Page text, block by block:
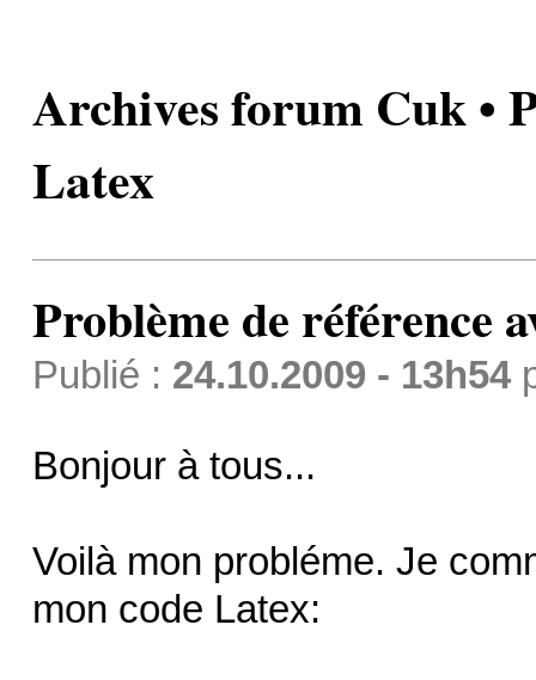
Archives forum Cuk •
Latex
Problème de référence
Publié : 24.10.2009 - 13h54
Bonjour à tous...
Voilà mon probléme. Je
mon code Latex: